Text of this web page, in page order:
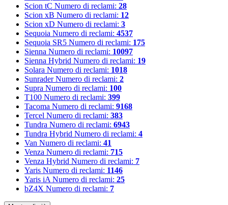
Scion tC Numero di reclami: 28
Scion xB Numero di reclami: 12
Scion xD Numero di reclami: 3
Sequoia Numero di reclami: 4537
Sequoia SR5 Numero di reclami: 175
Sienna Numero di reclami: 10097
Sienna Hybrid Numero di reclami: 19
Solara Numero di reclami: 1018
Sunrader Numero di reclami: 2
Supra Numero di reclami: 100
T100 Numero di reclami: 399
Tacoma Numero di reclami: 9168
Tercel Numero di reclami: 383
Tundra Numero di reclami: 6943
Tundra Hybrid Numero di reclami: 4
Van Numero di reclami: 41
Venza Numero di reclami: 715
Venza Hybrid Numero di reclami: 7
Yaris Numero di reclami: 1146
Yaris iA Numero di reclami: 25
bZ4X Numero di reclami: 7